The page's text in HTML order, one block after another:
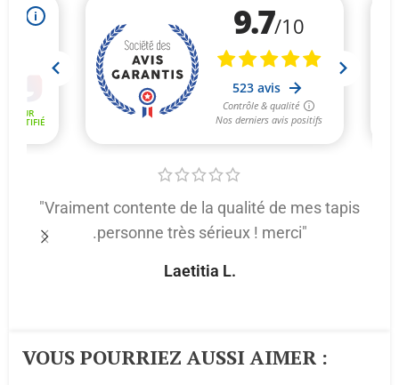
"Vraiment contente de la qualité de mes tapis
.personne très sérieux ! merci"
Laetitia L.
VOUS POURRIEZ AUSSI AIMER :​